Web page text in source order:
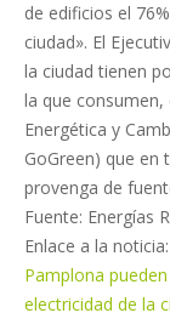
de edificios el
ciudad». El
la ciudad tienen
la que
Energética y
GoGreen) que en
provenga de
Fuente: Energías
Enlace a la noticia:
Pamplona
electricidad de la